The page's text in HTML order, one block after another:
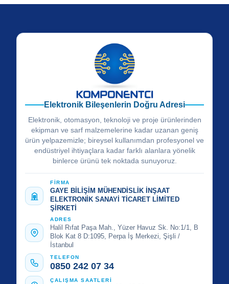
Elektronik Bileşenlerin Doğru Adresi
Elektronik, otomasyon, teknoloji ve proje ürünlerinden
ekipman ve sarf malzemelerine kadar uzanan geniş
ürün yelpazemizle; bireysel kullanımdan profesyonel ve
endüstriyel ihtiyaçlara kadar farklı alanlara yönelik
binlerce ürünü tek noktada sunuyoruz.
FİRMA
GAYE BİLİŞİM MÜHENDİSLİK İNŞAAT
ELEKTRONİK SANAYİ TİCARET LİMİTED
ŞİRKETİ
ADRES
Halil Rıfat Paşa Mah., Yüzer Havuz Sk. No:1/1, B
Blok Kat 8 D:1095, Perpa İş Merkezi, Şişli /
İstanbul
TELEFON
0850 242 07 34
ÇALIŞMA SAATLERİ